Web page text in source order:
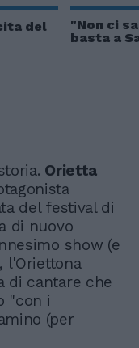
del
"Non ci
basta a
Orietta
del festival di
di nuovo
show (e
l'Oriettona
di cantare che
"con i
(per